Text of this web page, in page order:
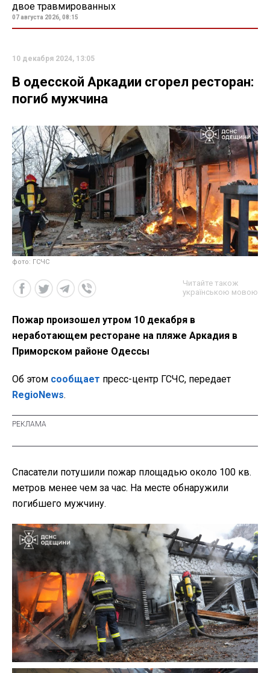
двое травмированных
07 августа 2026, 08:15
10 декабря 2024, 13:05
В одесской Аркадии сгорел ресторан:
погиб мужчина
фото: ГСЧС
Читайте також
українською мовою
Пожар произошел утром 10 декабря в
неработающем ресторане на пляже Аркадия в
Приморском районе Одессы
Об этом сообщает пресс-центр ГСЧС, передает
RegioNews.
Спасатели потушили пожар площадью около 100 кв.
метров менее чем за час. На месте обнаружили
погибшего мужчину.